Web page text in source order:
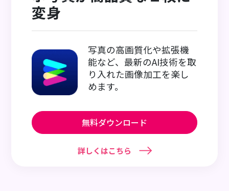
変身
写真の高画質化や拡張機
能など、最新のAI技術を取
り入れた画像加工を楽し
めます。
無料ダウンロード
詳しくはこちら